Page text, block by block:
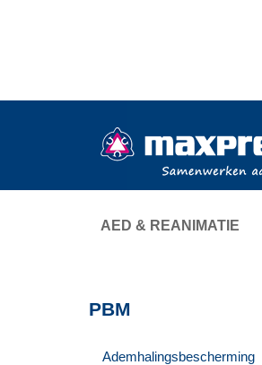
AED & REANIMATIE
PBM
Ademhalingsbescherming